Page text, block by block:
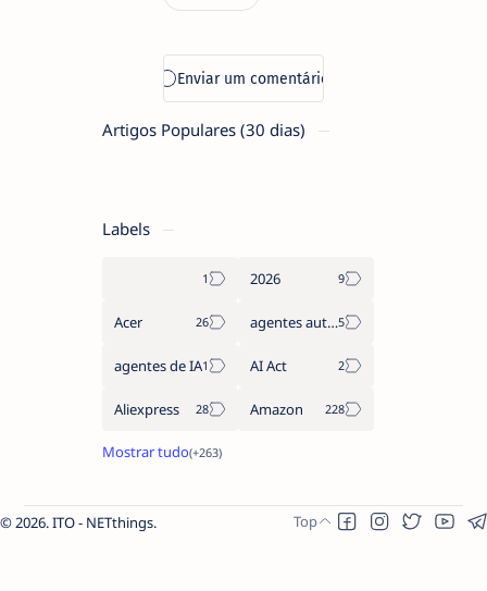
Artigos Populares (30 dias)
Labels
2026
Acer agentes autónomos
agentes de IA AI Act
Aliexpress Amazon
2026.ITO - NETthings.